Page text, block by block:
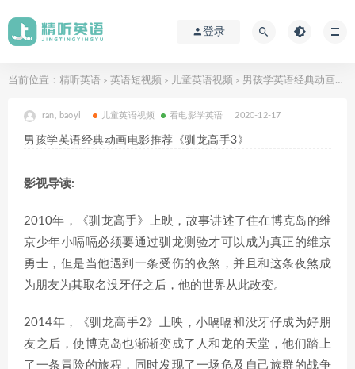
登录
当前位置： 精听英语 > 英语短视频 > 儿童英语视频 > 男孩学英语经典动画电影推荐《驯龙高手3》
ran, baoyi 儿童英语视频 看电影学英语 2020-12-17
男孩学英语经典动画电影推荐《驯龙高手3》
影视导读:
2010年，《驯龙高手》上映，故事讲述了住在博克岛的维
京少年小嗝嗝必须要通过驯龙测验才可以成为真正的维京
勇士，但是当他遇到一条受伤的夜煞，并且和这条夜煞成
为朋友为其取名没牙仔之后，他的世界从此改变。
2014年，《驯龙高手2》上映，小嗝嗝和没牙仔成为好朋
友之后，使博克岛也渐渐变成了人和龙的天堂，他们踏上
了一条冒险的旅程，同时发现了一场危及自己族群的战争